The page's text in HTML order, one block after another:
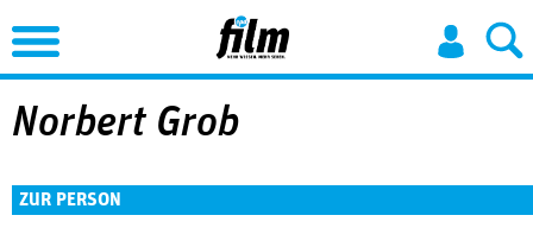
Jump to Navigation
Norbert Grob
ZUR PERSON